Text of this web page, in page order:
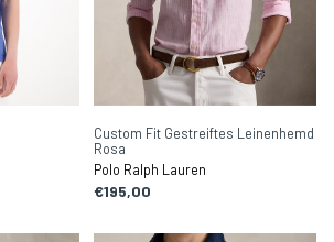
Custom Fit Gestreiftes Leinenhemd
Rosa
Polo Ralph Lauren
€195,00